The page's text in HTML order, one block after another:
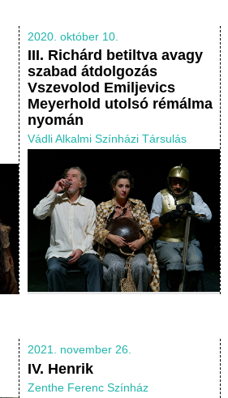
2020. október 10.
III. Richárd betiltva avagy
szabad átdolgozás
Vszevolod Emiljevics
Meyerhold utolsó rémálma
nyomán
Vádli Alkalmi Színházi Társulás
2021. november 26.
IV. Henrik
Zenthe Ferenc Színház